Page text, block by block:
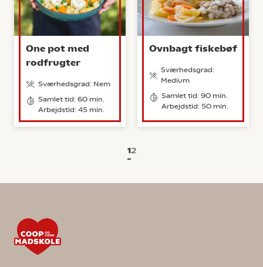
One pot med
rodfrugter
Sværhedsgrad: Nem
Samlet tid: 60 min.
Arbejdstid: 45 min.
Ovnbagt fiskebøf
Sværhedsgrad:
Medium
Samlet tid: 90 min.
Arbejdstid: 50 min.
12